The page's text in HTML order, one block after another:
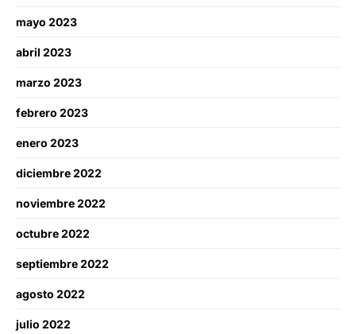
mayo 2023
abril 2023
marzo 2023
febrero 2023
enero 2023
diciembre 2022
noviembre 2022
octubre 2022
septiembre 2022
agosto 2022
julio 2022